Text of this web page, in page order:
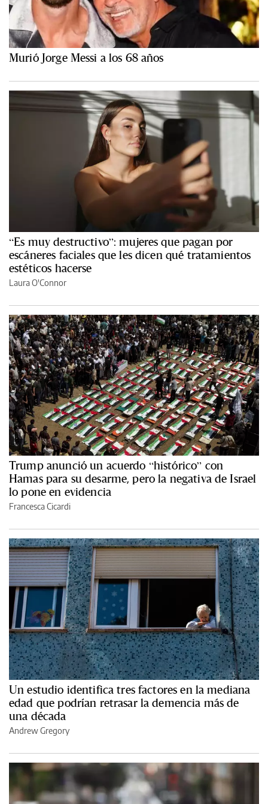
Murió Jorge Messi a los 68 años
“Es muy destructivo”: mujeres que pagan por
escáneres faciales que les dicen qué tratamientos
estéticos hacerse
Laura O'Connor
Trump anunció un acuerdo “histórico” con
Hamas para su desarme, pero la negativa de Israel
lo pone en evidencia
Francesca Cicardi
Un estudio identifica tres factores en la mediana
edad que podrían retrasar la demencia más de
una década
Andrew Gregory